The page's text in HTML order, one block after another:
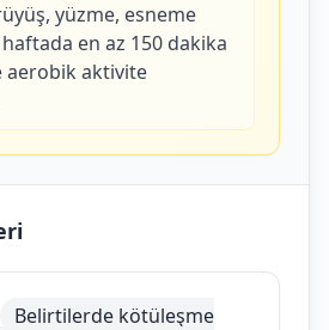
yüzme, esneme
en az 150 dakika
aerobik aktivite
Belirtilerde kötüleşme